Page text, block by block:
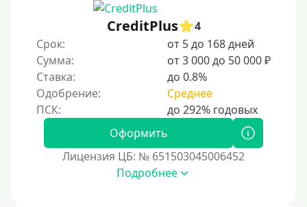
Виза (Visa)
Тинькофф
На карту Кукуруза
Маэстро
Мир
CreditPlus
4
Срок:
от 5 до 168 дней
Сумма:
от 3 000 до 50 000 ₽
Ставка:
до 0.8%
Одобрение:
Среднее
Оформить
Лицензия ЦБ: № 651503045006452
Подробнее